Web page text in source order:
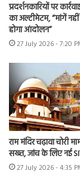
प्रदर्शनकारियों पर
का अल्टीमेटम, “मांगें
होगा आंदोलन”
27 July 2026 - 7:20
राम मंदिर चढ़ावा चोरी
सख्त, जांच के लिए नई
27 July 2026 - 4:35